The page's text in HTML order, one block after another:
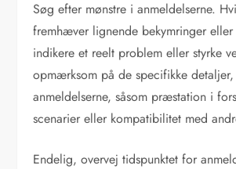
Søg efter mønstre i anmeldelserne.
fremhæver lignende bekymringer
indikere et reelt problem eller styrke
opmærksom på de specifikke
anmeldelserne, såsom præstation i
scenarier eller kompatibilitet med
Endelig, overvej tidspunktet for